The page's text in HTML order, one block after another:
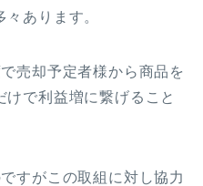
あります。
売却予定者様から商品を
で利益増に繋げること
すがこの取組に対し協力